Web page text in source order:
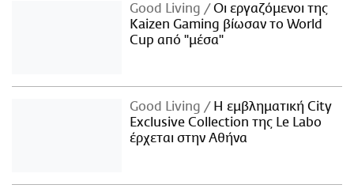
Good Living
Οι εργαζόμενοι της
Kaizen Gaming βίωσαν το World
Cup από "μέσα"
Good Living
Η εμβληματική City
Exclusive Collection της Le Labo
έρχεται στην Αθήνα